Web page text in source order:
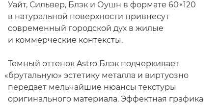
Уайт, Сильвер, Блэк и Оушн в формате 60×120
в натуральной поверхности привнесут
современный городской дух в жилые
и коммерческие контексты.
Темный оттенок Astro Блэк подчеркивает
«брутальную» эстетику металла и виртуозно
передает мельчайшие нюансы текстуры
оригинального материала. Эффектная графика